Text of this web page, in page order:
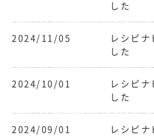
した
2024/11/05
レシピ
した
2024/10/01
レシピ
した
2024/09/01
レシピ